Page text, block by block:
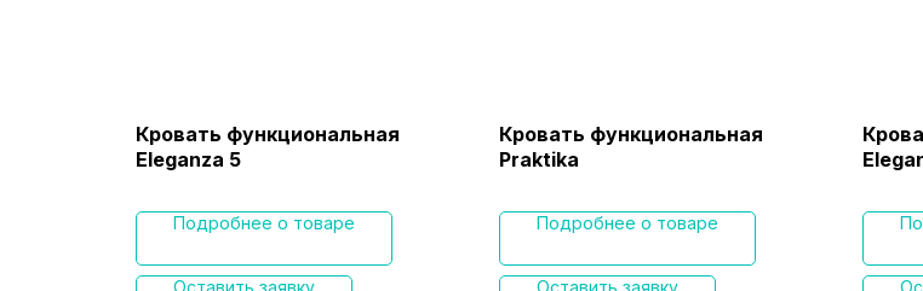
Кровать функциональная
Eleganza 5
Подробнее о товаре
Оставить заявку
Кровать функциональная
Praktika
Подробнее о товаре
Оставить заявку